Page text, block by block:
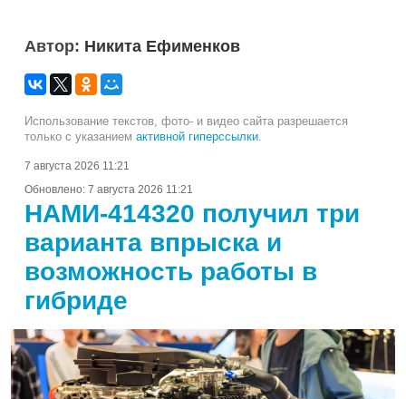
Автор: Никита Ефименков
Использование текстов, фото- и видео сайта разрешается
только с указанием активной гиперссылки.
7 августа 2026 11:21
Обновлено: 7 августа 2026 11:21
НАМИ-414320 получил три
варианта впрыска и
возможность работы в
гибриде